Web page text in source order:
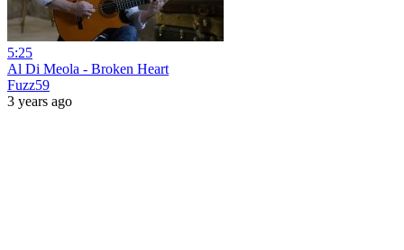
5:25
Al Di Meola - Broken Heart
Fuzz59
3 years ago